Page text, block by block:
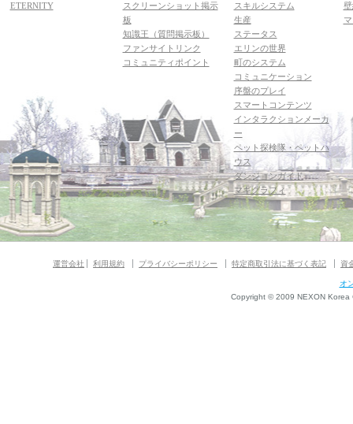
ETERNITY
スクリーンショット掲示
板
知識王（質問掲示板）
ファンサイトリンク
コミュニティポイント
スキルシステム
生産
ステータス
エリンの世界
町のシステム
コミュニケーション
序盤のプレイ
スマートコンテンツ
インタラクションメーカ
ー
ペット探検隊・ペットハ
ウス
ダンジョンガイド
マギグラフィ
運営会社 利用規約 プライバシーポリシー 特定商取引法に基づく表記 資
オ
Copyright © 2009 NEXON Korea